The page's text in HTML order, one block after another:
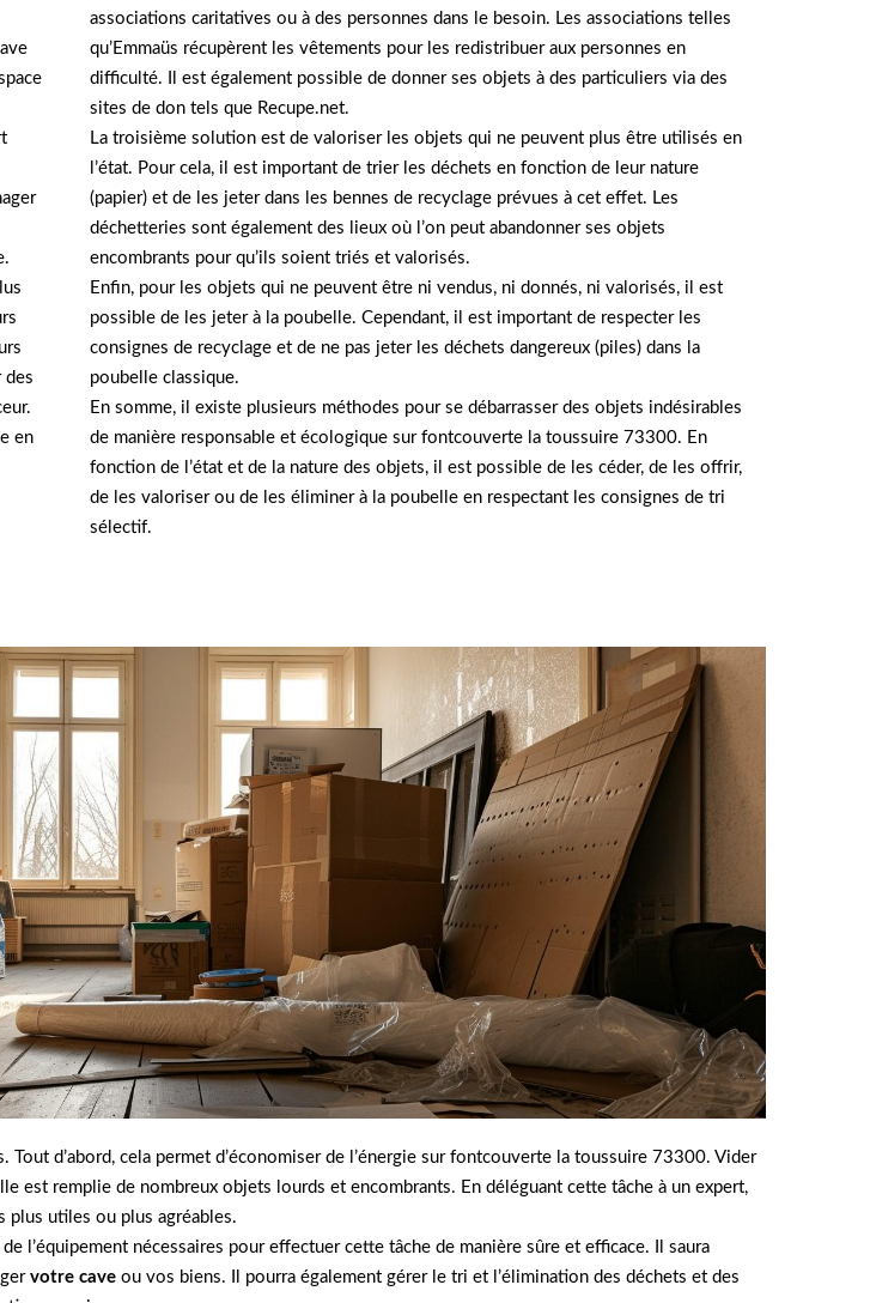
des
en
associations caritatives ou à des personnes dans le besoin. Les associations telles
qu’Emmaüs récupèrent les vêtements pour les redistribuer aux personnes en
difficulté. Il est également possible de donner ses objets à des particuliers via des
sites de don tels que Recupe.net.
La troisième solution est de valoriser les objets qui ne peuvent plus être utilisés en
l’état. Pour cela, il est important de trier les déchets en fonction de leur nature
(papier) et de les jeter dans les bennes de recyclage prévues à cet effet. Les
déchetteries sont également des lieux où l’on peut abandonner ses objets
encombrants pour qu’ils soient triés et valorisés.
Enfin, pour les objets qui ne peuvent être ni vendus, ni donnés, ni valorisés, il est
possible de les jeter à la poubelle. Cependant, il est important de respecter les
consignes de recyclage et de ne pas jeter les déchets dangereux (piles) dans la
poubelle classique.
En somme, il existe plusieurs méthodes pour se débarrasser des objets indésirables
de manière responsable et écologique sur fontcouverte la toussuire 73300. En
fonction de l’état et de la nature des objets, il est possible de les céder, de les offrir,
de les valoriser ou de les éliminer à la poubelle en respectant les consignes de tri
sélectif.
Tout d’abord, cela permet d’économiser de l’énergie sur fontcouverte la toussuire 73300. Vider
est remplie de nombreux objets lourds et encombrants. En déléguant cette tâche à un expert,
plus utiles ou plus agréables.
l’équipement nécessaires pour effectuer cette tâche de manière sûre et efficace. Il saura
votre cave ou vos biens. Il pourra également gérer le tri et l’élimination des déchets et des